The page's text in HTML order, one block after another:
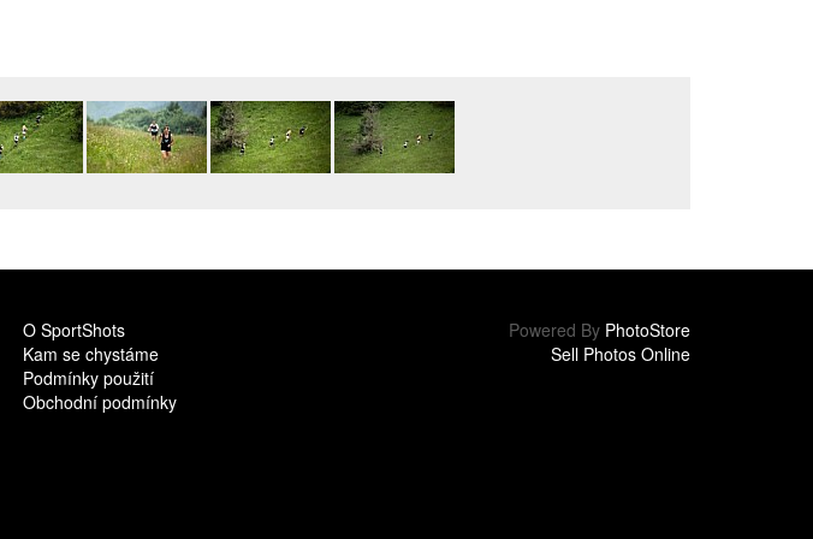
O SportShots
Kam se chystáme
Podmínky použití
Obchodní podmínky
Powered By PhotoStore
Sell Photos Online